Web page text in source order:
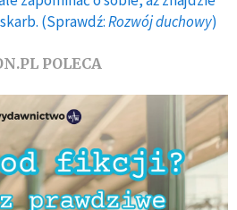
(Sprawdź:Rozwój duchowy)
POLECA